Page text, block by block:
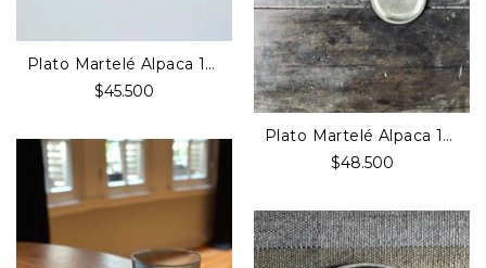
Plato Martelé Alpaca 10cm Diámetro
$45.500
Plato Martelé Alpaca 12cm Diámetro
$48.500